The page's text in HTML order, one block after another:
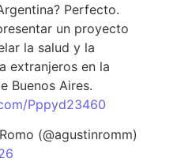
Perfecto.
un proyecto
la salud y la
extranjeros en la
Buenos Aires.
Pppyd23460
(@agustinromm)